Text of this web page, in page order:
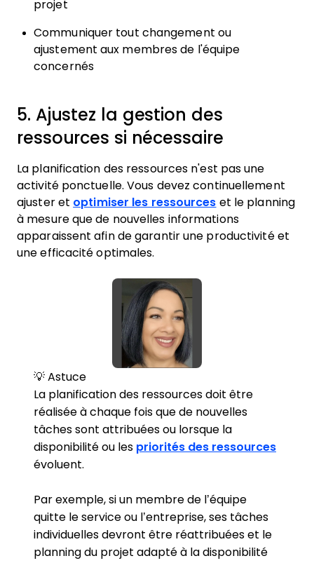
projet
Communiquer tout changement ou
ajustement aux membres de l'équipe
concernés
5. Ajustez la gestion des
ressources si nécessaire
La planification des ressources n'est pas une
activité ponctuelle. Vous devez continuellement
ajuster et optimiser les ressources et le planning
à mesure que de nouvelles informations
apparaissent afin de garantir une productivité et
une efficacité optimales.
💡 Astuce
La planification des ressources doit être
réalisée à chaque fois que de nouvelles
tâches sont attribuées ou lorsque la
disponibilité ou les priorités des ressources
évoluent.
Par exemple, si un membre de l’équipe
quitte le service ou l’entreprise, ses tâches
individuelles devront être réattribuées et le
planning du projet adapté à la disponibilité